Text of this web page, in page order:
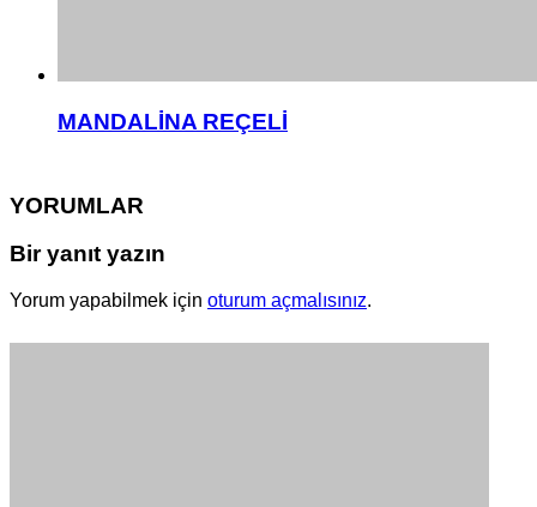
MANDALİNA REÇELİ
YORUMLAR
Bir yanıt yazın
Yorum yapabilmek için oturum açmalısınız.